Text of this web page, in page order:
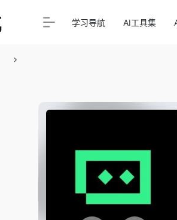
学习导航 AI工具集